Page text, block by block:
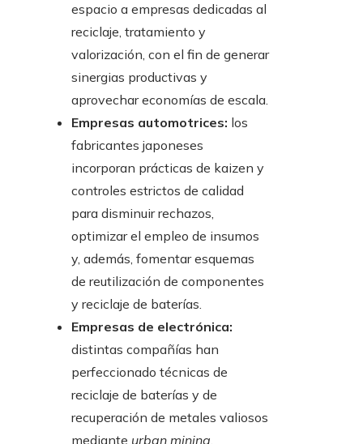
espacio a empresas dedicadas al
reciclaje, tratamiento y
valorización, con el fin de generar
sinergias productivas y
aprovechar economías de escala.
Empresas automotrices: los
fabricantes japoneses
incorporan prácticas de kaizen y
controles estrictos de calidad
para disminuir rechazos,
optimizar el empleo de insumos
y, además, fomentar esquemas
de reutilización de componentes
y reciclaje de baterías.
Empresas de electrónica:
distintas compañías han
perfeccionado técnicas de
reciclaje de baterías y de
recuperación de metales valiosos
mediante urban mining,